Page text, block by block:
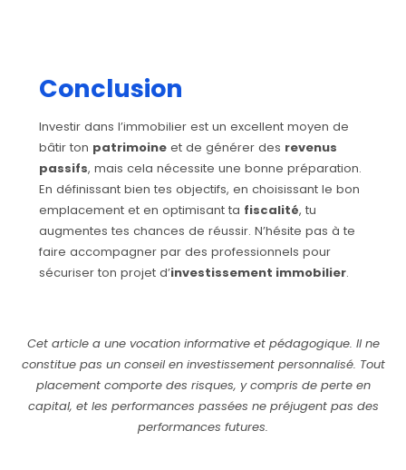
Conclusion
Investir dans l’immobilier est un excellent moyen de
bâtir ton patrimoineet de générer des revenus
passifs, mais cela nécessite une bonne préparation.
En définissant bien tes objectifs, en choisissant le bon
emplacement et en optimisant ta fiscalité, tu
augmentes tes chances de réussir. N’hésite pas à te
faire accompagner par des professionnels pour
sécuriser ton projet d’investissement immobilier.
Cet article a une vocation informative et pédagogique. Il ne
constitue pas un conseil en investissement personnalisé. Tout
placement comporte des risques, y compris de perte en
capital, et les performances passées ne préjugent pas des
performances futures.